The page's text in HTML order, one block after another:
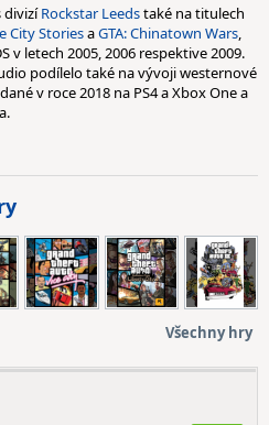
divizíRockstar Leedstaké na titulech
City StoriesaGTA: Chinatown Wars,
v letech 2005, 2006 respektive 2009.
podílelo také na vývoji westernové
v roce 2018 na PS4 a Xbox One a
Všechny hry